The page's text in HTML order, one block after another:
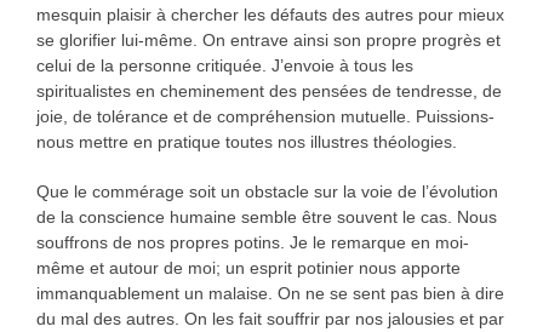
mesquin plaisir à chercher les défauts des autres pour mieux
se glorifier lui-même. On entrave ainsi son propre progrès et
celui de la personne critiquée. J’envoie à tous les
spiritualistes en cheminement des pensées de tendresse, de
joie, de tolérance et de compréhension mutuelle. Puissions-
nous mettre en pratique toutes nos illustres théologies.
Que le commérage soit un obstacle sur la voie de l’évolution
de la conscience humaine semble être souvent le cas. Nous
souffrons de nos propres potins. Je le remarque en moi-
même et autour de moi; un esprit potinier nous apporte
immanquablement un malaise. On ne se sent pas bien à dire
du mal des autres. On les fait souffrir par nos jalousies et par